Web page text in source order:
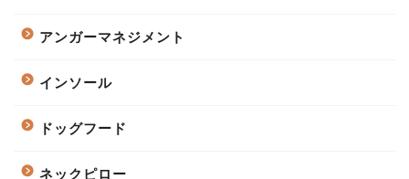
アンガーマネジメント
インソール
ドッグフード
ネックピロー